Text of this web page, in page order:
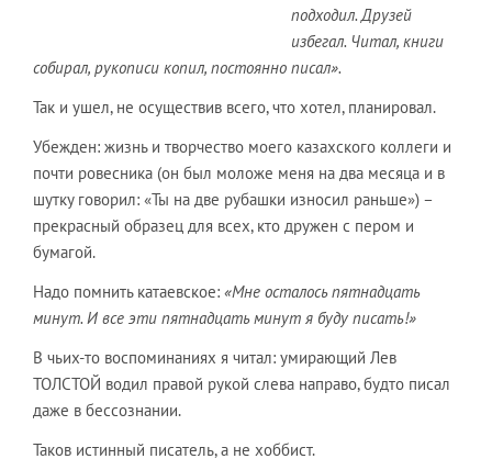
подходил. Друзей
избегал. Читал, книги
собирал, рукописи копил, постоянно писал».
Так и ушел, не осуществив всего, что хотел, планировал.
Убежден: жизнь и творчество моего казахского коллеги и
почти ровесника (он был моложе меня на два месяца и в
шутку говорил: «Ты на две рубашки износил раньше») –
прекрасный образец для всех, кто дружен с пером и
бумагой.
Надо помнить катаевское: «Мне осталось пятнадцать
минут. И все эти пятнадцать минут я буду писать!»
В чьих-то воспоминаниях я читал: умирающий Лев
ТОЛСТОЙ водил правой рукой слева направо, будто писал
даже в бессознании.
Таков истинный писатель, а не хоббист.